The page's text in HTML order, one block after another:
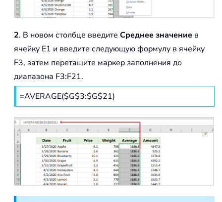
2. В новом столбце введите Среднее значение в
ячейку E1 и введите следующую формулу в ячейку
F3, затем перетащите маркер заполнения до
диапазона F3:F21.
=AVERAGE($G$3:$G$21)